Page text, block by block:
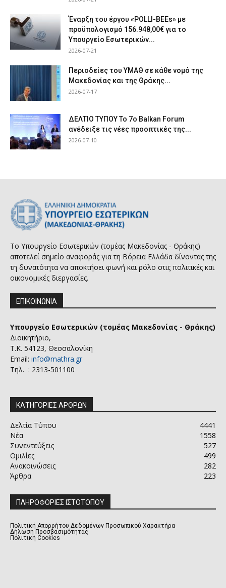
Έναρξη του έργου «POLLI-BEEs» με
προϋπολογισμό 156.948,00€ για το
Υπουργείο Εσωτερικών...
2026-07-21
Περιοδείες του ΥΜΑΘ σε κάθε νομό της
Μακεδονίας και της Θράκης...
2026-07-17
ΔΕΛΤΙΟ ΤΥΠΟΥ Το 7ο Balkan Forum
ανέδειξε τις νέες προοπτικές της...
2026-07-10
Το Υπουργείο Εσωτερικών (τομέας Μακεδονίας - Θράκης)
αποτελεί σημείο αναφοράς για τη Βόρεια Ελλάδα δίνοντας της
τη δυνατότητα να αποκτήσει φωνή και ρόλο στις πολιτικές και
οικονομικές διεργασίες.
ΕΠΙΚΟΙΝΩΝΙΑ
Υπουργείο Εσωτερικών (τομέας Μακεδονίας - Θράκης)
Διοικητήριο,
Τ.Κ. 54123, Θεσσαλονίκη
Email: info@mathra.gr
Τηλ. : 2313-501100
ΚΑΤΗΓΟΡΙΕΣ ΑΡΘΡΩΝ
Δελτία Τύπου
4441
Νέα
1558
Συνεντεύξεις
527
Ομιλίες
499
Ανακοινώσεις
282
Άρθρα
223
ΠΛΗΡΟΦΟΡΙΕΣ ΙΣΤΟΤΟΠΟΥ
Πολιτική Απορρήτου Δεδομένων Προσωπικού Χαρακτήρα
Δήλωση Προσβασιμότητας
Πολιτική Cookies